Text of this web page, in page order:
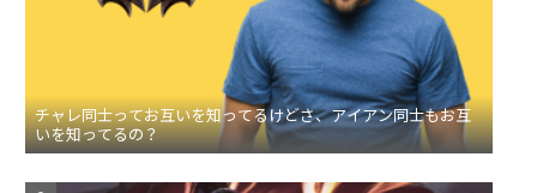
チャレ同士ってお互いを知ってるけどさ、アイアン同士もお互
いを知ってるの？